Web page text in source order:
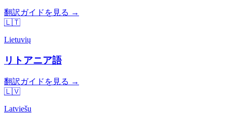
翻訳ガイドを見る →
🇱🇹
Lietuvių
リトアニア語
翻訳ガイドを見る →
🇱🇻
Latviešu